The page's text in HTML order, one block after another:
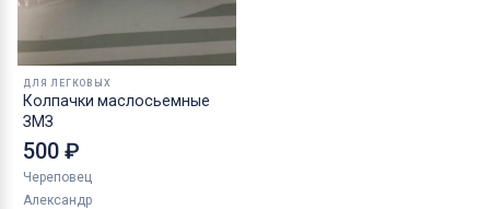
ДЛЯ ЛЕГКОВЫХ
Колпачки маслосьемные
ЗМЗ
500 ₽
Череповец
Александр